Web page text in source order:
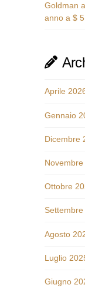
Goldman
anno a $
Aprile
Gennaio
Dicembre
Ottobre
Agosto
Luglio
Giugno